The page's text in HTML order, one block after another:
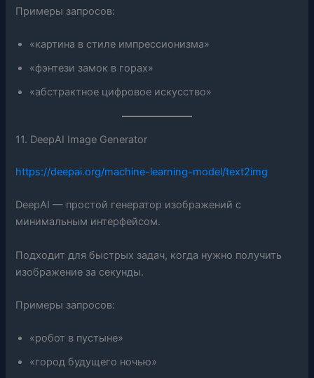
Примеры запросов:
«картина в стиле импрессионизма»
«фэнтези замок в горах»
«абстрактное цифровое искусство»
11. DeepAI Image Generator
https://deepai.org/machine-learning-model/text2img
DeepAI — простой генератор изображений с
минимальным интерфейсом.
Подходит для быстрых задач, когда нужно получить
изображение за секунды.
Примеры запросов:
«робот в пустыне»
«город будущего ночью»